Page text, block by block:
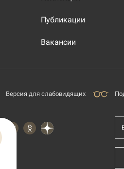
Публикации
Вакансии
Версия для слабовидящих